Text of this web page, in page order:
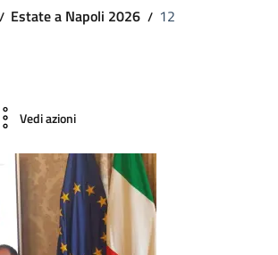
Estate a Napoli 2026 12
Vedi azioni